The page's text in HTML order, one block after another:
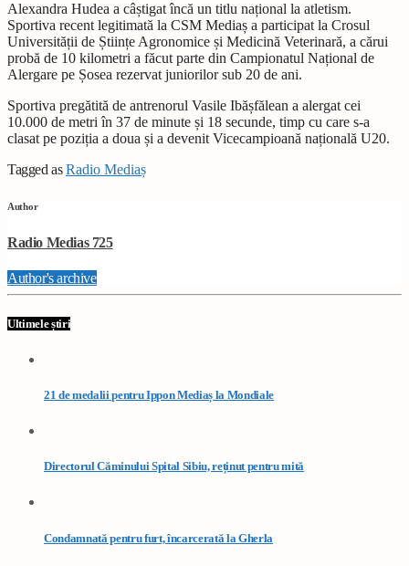
Alexandra Hudea a câștigat încă un titlu național la atletism.
Sportiva recent legitimată la CSM Mediaș a participat la Crosul
Universității de Științe Agronomice și Medicină Veterinară, a cărui
probă de 10 kilometri a făcut parte din Campionatul Național de
Alergare pe Șosea rezervat juniorilor sub 20 de ani.
Sportiva pregătită de antrenorul Vasile Ibășfălean a alergat cei
10.000 de metri în 37 de minute și 18 secunde, timp cu care s-a
clasat pe poziția a doua și a devenit Vicecampioană națională U20.
Tagged asRadio Mediaș
Author
Radio Medias 725
Author's archive
Ultimele știri
21 de medalii pentru Ippon Mediaș la Mondiale
Directorul Căminului Spital Sibiu, reținut pentru mită
Condamnată pentru furt, încarcerată la Gherla